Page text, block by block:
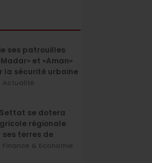
ses patrouilles
et «Aman»
la sécurité urbaine
Actualité
se dotera
régionale
terres de
Finance & Economie